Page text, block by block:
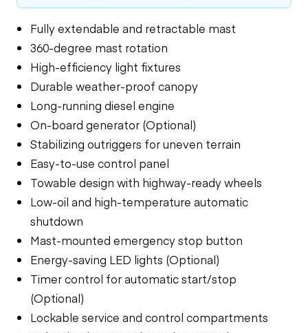
Fully extendable and retractable mast
360-degree mast rotation
High-efficiency light fixtures
Durable weather-proof canopy
Long-running diesel engine
On-board generator (Optional)
Stabilizing outriggers for uneven terrain
Easy-to-use control panel
Towable design with highway-ready wheels
Low-oil and high-temperature automatic
shutdown
Mast-mounted emergency stop button
Energy-saving LED lights (Optional)
Timer control for automatic start/stop
(Optional)
Lockable service and control compartments